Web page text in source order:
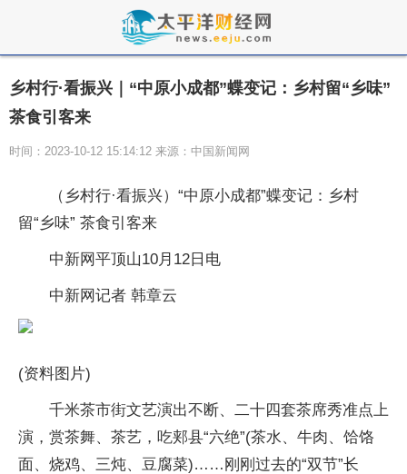
乡村行·看振兴｜“中原小成都”蝶变记：乡村留“乡味”
茶食引客来
时间：2023-10-12 15:14:12 来源：中国新闻网
（乡村行·看振兴）“中原小成都”蝶变记：乡村
留“乡味” 茶食引客来
中新网平顶山10月12日电
中新网记者 韩章云
(资料图片)
千米茶市街文艺演出不断、二十四套茶席秀准点上
演，赏茶舞、茶艺，吃郏县“六绝”(茶水、牛肉、饸饹
面、烧鸡、三炖、豆腐菜)……刚刚过去的“双节”长